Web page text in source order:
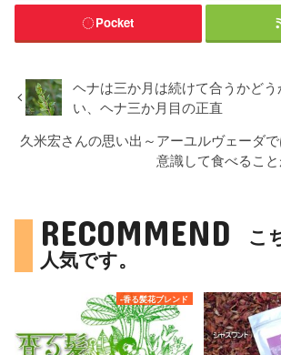
Pocket
ヘナは三か月は続けて合うかど
い、ヘナ三か月目の正直
久米宏さんの思い出～アーユルヴェーダ
意識して食べること
RECOMMEND
こ
人気です。
-香る髪花ブレンド